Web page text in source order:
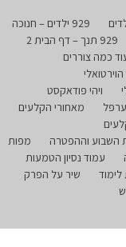
929 ילדים – חנוכה
929 תנך – דף הבית 2
כמה צוררים
ויהי פודאקסט
מאחורי הקלעים
השבוע וההפטרה
מפות
עמוד נסיון הטמעות
לימוד
שיר על הפרק